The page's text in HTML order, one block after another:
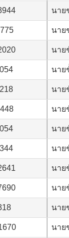
นาย
นาย
นาย
นาย
นาย
นาย
นาย
นาย
นาย
นาย
นาย
นาย